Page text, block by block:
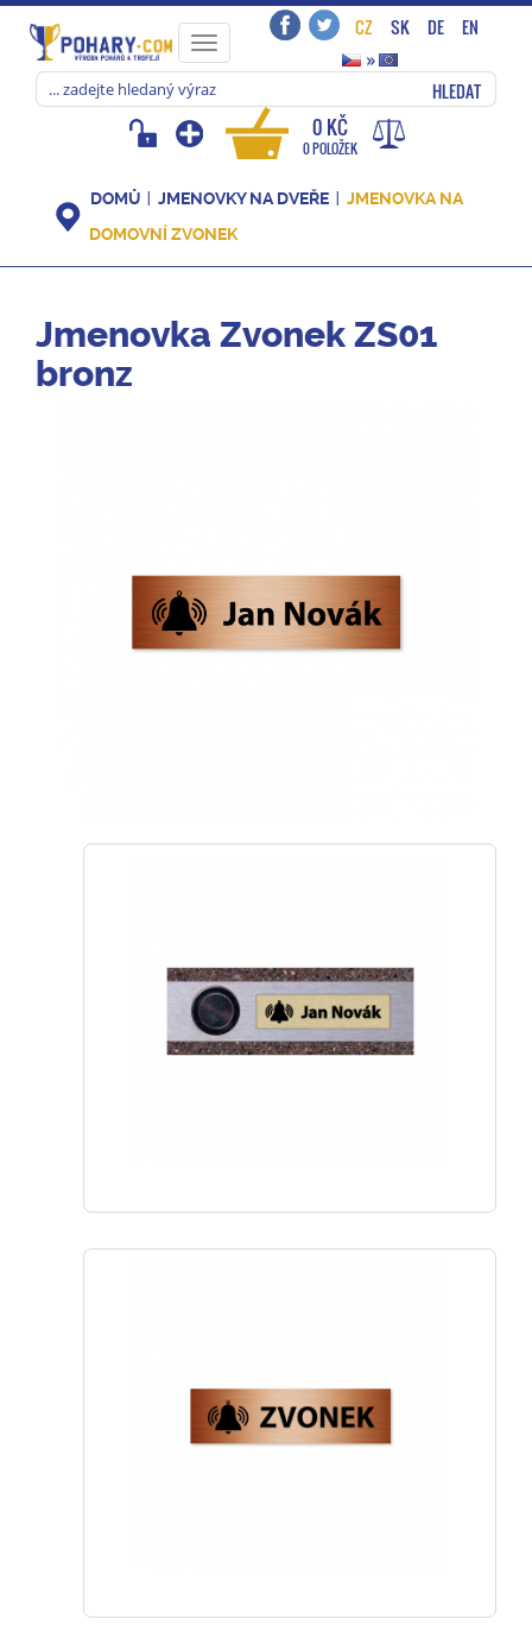
Toggle
navigation
CZ SK DE
EN
»
HLEDAT
0 KČ
0 POLOŽEK
DOMŮ JMENOVKY NA DVEŘE
JMENOVKA NA
DOMOVNÍ ZVONEK
Jmenovka Zvonek ZS01
bronz